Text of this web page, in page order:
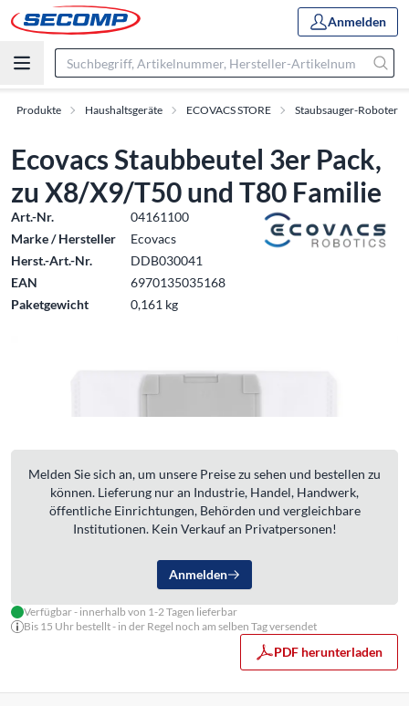
Anmelden
Produkte Haushaltsgeräte ECOVACS STORE Staubsauger-Roboter
Ecovacs Staubbeutel 3er Pack,
zu X8/X9/T50 und T80 Familie
Art.-Nr.
04161100
Marke / Hersteller
Ecovacs
Herst.-Art.-Nr.
DDB030041
EAN
6970135035168
Paketgewicht
0,161 kg
Melden Sie sich an, um unsere Preise zu sehen und bestellen zu
können. Lieferung nur an Industrie, Handel, Handwerk,
öffentliche Einrichtungen, Behörden und vergleichbare
Institutionen. Kein Verkauf an Privatpersonen!
Anmelden
Verfügbar - innerhalb von 1-2 Tagen lieferbar
Bis 15 Uhr bestellt - in der Regel noch am selben Tag versendet
PDF herunterladen